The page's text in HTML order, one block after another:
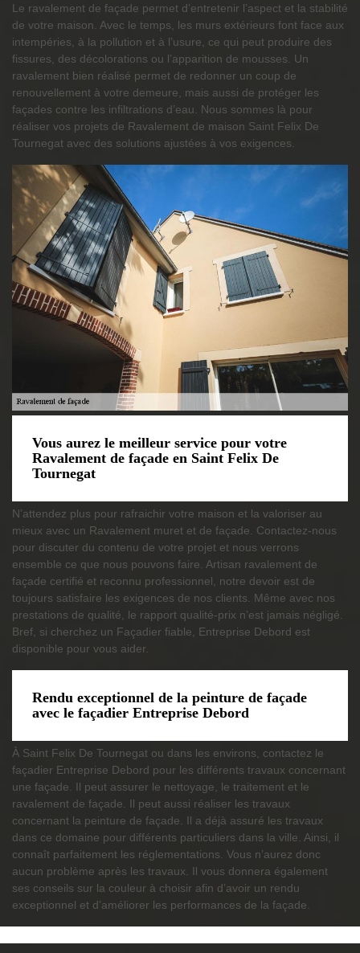
Le ravalement de façade permet d’entretenir l’aspect et la stabilité
de votre maison. Avec le temps, les murs extérieurs font face aux
intempéries, à la pollution et à l’usure, ce qui peut produire des
fissures, des décolorations ou l’apparition de mousses. Un
ravalement bien réalisé permet de redonner un coup de
renouvellement à votre demeure, mais aussi de protéger les
façades contre les infiltrations d’eau. Nous sommes là pour
réaliser vos projets de Ravalement de maison Saint Felix De
Tournegat avec des solutions ajustées à vos exigences.
Vous aurez le meilleur service pour votre
Ravalement de façade en Saint Felix De
Tournegat
N’attendez plus pour rafraichir votre maison et la valoriser au
mieux avec un Ravalement muret et de façade. Contactez-nous
pour discuter du contenu de votre projet et nous verrons
ensemble ce que nous pouvons faire. Artisan ravalement de
façade certifié et reconnu professionnel, notre devoir est de
toujours satisfaire les exigences de nos clients. Même avec nos
prestations de qualité, le rapport qualité-prix n’est jamais négligé.
Bref, si cherchez un Façadier fiable, Entreprise Debord est
disponible pour vous aider.
Rendu exceptionnel de la peinture de façade
avec le façadier Entreprise Debord
À Saint Felix De Tournegat ou dans les environs, contactez le
façadier Entreprise Debord pour les différents travaux concernant
une façade. Il peut assurer le nettoyage, le traitement et le
ravalement de façade. Il peut aussi réaliser les travaux
concernant la peinture de façade. Il a déjà assuré les travaux
dans ce domaine pour différents particuliers dans la ville. Ainsi, il
connaît parfaitement les réglementations. Vous n’aurez donc
aucun problème après les travaux. Il vous donnera également
ses conseils sur la couleur à choisir afin d’avoir un rendu
exceptionnel et d’améliorer les performances de la façade.